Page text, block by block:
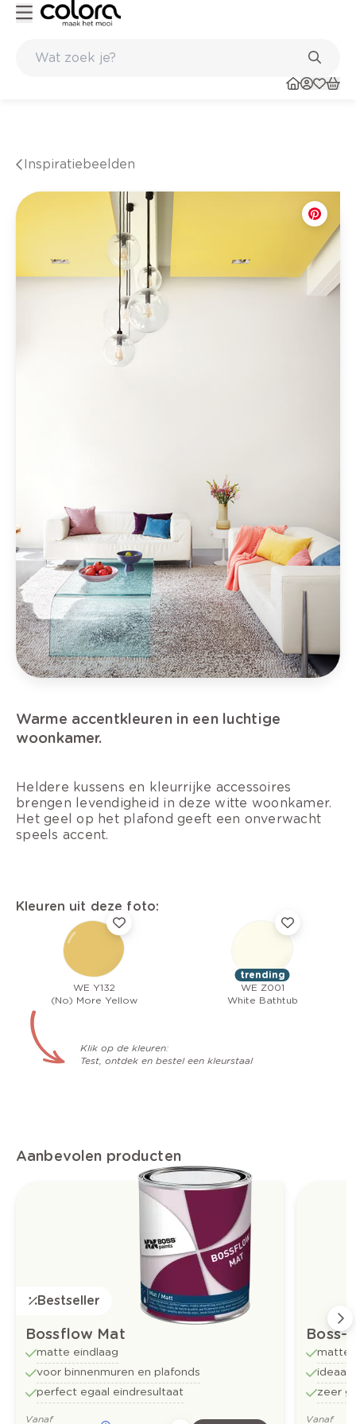
Inspiratiebeelden
Warme accentkleuren in een luchtige
woonkamer.
Heldere kussens en kleurrijke accessoires
brengen levendigheid in deze witte woonkamer.
Het geel op het plafond geeft een onverwacht
speels accent.
Kleuren uit deze foto:
WE Y132
(No) More Yellow
trending
WE Z001
White Bathtub
Klik op de kleuren:
Test, ontdek en bestel een kleurstaal
Aanbevolen producten
Bestseller
Bossflow Mat
matte eindlaag
voor binnenmuren en plafonds
perfect egaal eindresultaat
Vanaf
Boss-
matte
ideaal
zeer
Vanaf